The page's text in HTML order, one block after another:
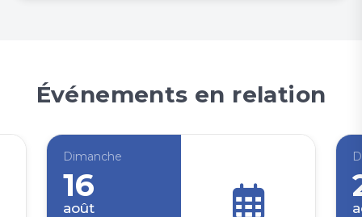
Événements en relation
Dimanche
16
août